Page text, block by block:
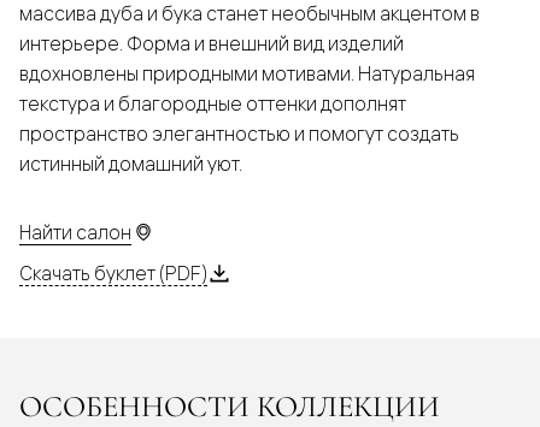
массива дуба и бука станет необычным акцентом в
интерьере. Форма и внешний вид изделий
вдохновлены природными мотивами. Натуральная
текстура и благородные оттенки дополнят
пространство элегантностью и помогут создать
истинный домашний уют.
Найти салон
Скачать буклет (PDF)
ОСОБЕННОСТИ КОЛЛЕКЦИИ